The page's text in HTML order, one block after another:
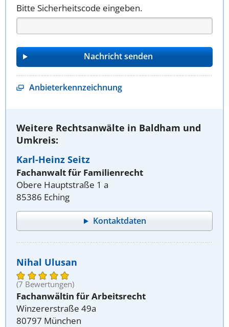
Bitte Sicherheitscode eingeben.
Anbieterkennzeichnung
Weitere Rechtsanwälte in Baldham und
Umkreis:
Karl-Heinz Seitz
Fachanwalt für Familienrecht
Obere Hauptstraße 1 a
85386 Eching
Kontaktdaten
Nihal Ulusan
(7 Bewertungen)
Fachanwältin für Arbeitsrecht
Winzererstraße 49a
80797 München